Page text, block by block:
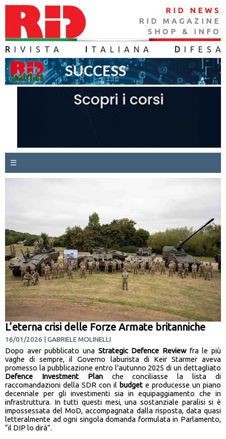
RID NEWS
RID MAGAZINE
SHOP & INFO
R IVISTA TALIANA D IFES A
☰
L’eterna crisi delle Forze Armate britanniche
16/01/2026 | GABRIELE MOLINELLI
Dopo aver pubblicato una Strategic Defence Reviewfra le più
vaghe di sempre, il Governo laburista di Keir Starmer aveva
promesso la pubblicazione entro l’autunno 2025 di un dettagliato
Defence Investment Planche conciliasse la lista di
raccomandazioni della SDR con il budget e producesse un piano
decennale per gli investimenti sia in equipaggiamento che in
infrastruttura. In tutti questi mesi, una sostanziale paralisi si è
impossessata del MoD, accompagnata dalla risposta, data quasi
letteralmente ad ogni singola domanda formulata in Parlamento,
“il DIP lo dirà”.